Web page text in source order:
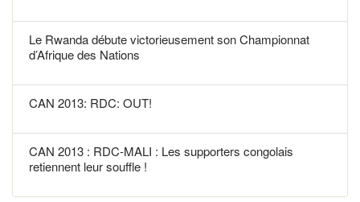
Le Rwanda débute victorieusement son Championnat
d’Afrique des Nations
CAN 2013: RDC: OUT!
CAN 2013 : RDC-MALI : Les supporters congolais
retiennent leur souffle !